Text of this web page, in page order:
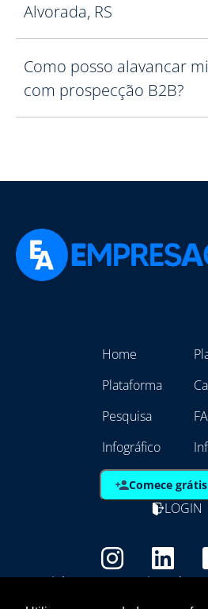
Alvorada, RS
Como posso alavancar
com prospecção B2B?
Home
Plataforma
Pesquisa
Infográfico
Comece grátis
LOGIN
Copyright - Marca Registrada